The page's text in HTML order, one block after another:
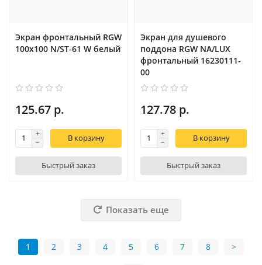
Экран фронтальный RGW
100х100 N/ST-61 W белый
125.67 р.
В корзину
Быстрый заказ
Экран для душевого
поддона RGW NА/LUX
фронтальный 16230111-
00
127.78 р.
В корзину
Быстрый заказ
Показать еще
1 2 3 4 5 6 7 8 >